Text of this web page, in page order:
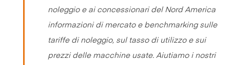
noleggio e ai concessionari del Nord America
informazioni di mercato e benchmarking sulle
tariffe di noleggio, sul tasso di utilizzo e sui
prezzi delle macchine usate. Aiutiamo i nostri